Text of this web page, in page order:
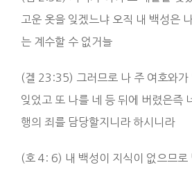
고운 옷을 잊겠느냐 오직 내 백성은
는 계수할 수 없거늘
(겔 23:35) 그러므로 나 주 여호와가
잊었고 또 나를 네 등 뒤에 버렸은즉
행의 죄를 담당할지니라 하시니라
(호 4: 6) 내 백성이 지식이 없으므로